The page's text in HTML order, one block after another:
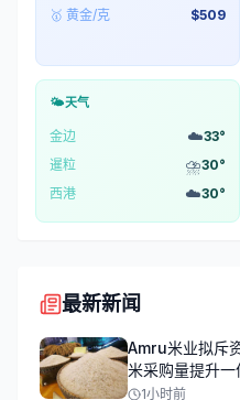
🥇 黄金/克
$509
🌤️天气
金边 ☁️33°
暹粒
⛈️30°
西港
☁️30°
最新新闻
Amru米业拟斥
米采购量提升一
1小时前